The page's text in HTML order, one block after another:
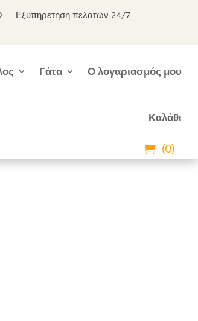
Εξυπηρέτηση πελατών 24/7
Γάτα Ο λογαριασμός μου
Καλάθι
(0)